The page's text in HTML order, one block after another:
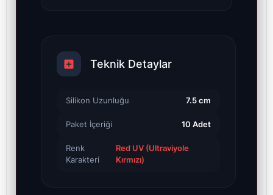
Teknik Detaylar
Silikon Uzunluğu 7.5 cm
Paket İçeriği 10 Adet
Renk
Karakteri
Red UV (Ultraviyole
Kırmızı)